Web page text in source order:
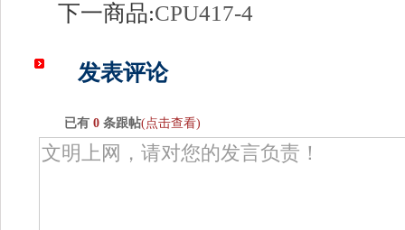
下一商品:CPU417-4
发表评论
已有 0 条跟帖(点击查看)